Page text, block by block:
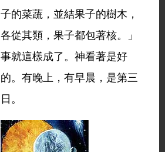
子的菜蔬，並結果子的樹木，
各從其類，果子都包著核。」
事就這樣成了。神看著是好
的。有晚上，有早晨，是第三
日。